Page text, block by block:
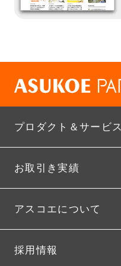
プロダクト＆サービス
お取引き実績
アスコエについて
採用情報